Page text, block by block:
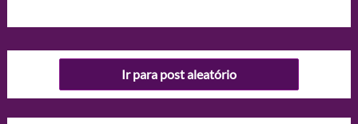
Ir para post aleatório